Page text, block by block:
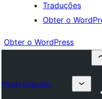
Traduções
Obter o
Obter o WordPress
Plugin Directory